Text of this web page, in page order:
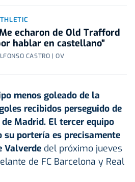
echaron de Old Trafford
hablar en castellano”
CASTRO | OV
menos goleado de la
recibidos perseguido de
Madrid. El tercer equipo
su portería es precisamente
Valverde del próximo jueves
de FC Barcelona y Real